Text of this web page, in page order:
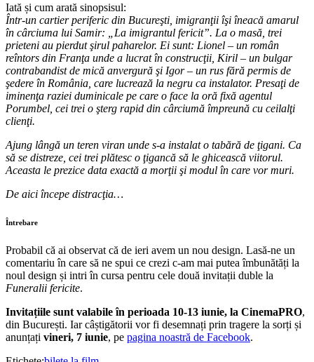
Iată și cum arată sinopsisul:
Într-un cartier periferic din Bucureşti, imigranţii îşi îneacă amarul
în cârciuma lui Samir: „La imigrantul fericit”. La o masă, trei
prieteni au pierdut şirul paharelor. Ei sunt: Lionel – un român
reîntors din Franţa unde a lucrat în construcţii, Kiril – un bulgar
contrabandist de mică anvergură şi Igor – un rus fără permis de
şedere în România, care lucrează la negru ca instalator. Presaţi de
iminenţa raziei duminicale pe care o face la oră fixă agentul
Porumbel, cei trei o şterg rapid din cârciumă împreună cu ceilalţi
clienţi.
Ajung lângă un teren viran unde s-a instalat o tabără de ţigani. Ca
să se distreze, cei trei plătesc o ţigancă să le ghicească viitorul.
Aceasta le prezice data exactă a morţii şi modul în care vor muri.
De aici începe distracţia…
Întrebare
Probabil că ai observat că de ieri avem un nou design. Lasă-ne un
comentariu în care să ne spui ce crezi c-am mai putea îmbunătăți la
noul design și intri în cursa pentru cele două invitații duble la
Funeralii fericite.
Invitațiile sunt valabile în perioada 10-13 iunie, la CinemaPRO,
din București. Iar câștigătorii vor fi desemnați prin tragere la sorți și
anunțați vineri, 7 iunie, pe pagina noastră de Facebook.